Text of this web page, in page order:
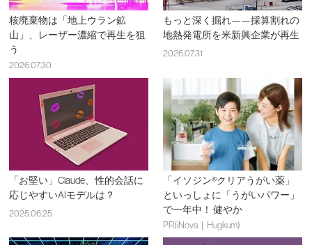
核廃棄物は「地上ウラン鉱
山」、レーザー濃縮で再生を狙
う
2026.07.30
もっと深く掘れ——採算割れの
地熱発電所を米新興企業が再生
2026.07.31
「お堅い」Claude、性的会話に
応じやすいAIモデルは？
2025.06.25
「イソジン®クリアうがい薬」
といっしょに「うがいパワー」
で一年中！ 健やか
PR(iNova｜Hugkum)